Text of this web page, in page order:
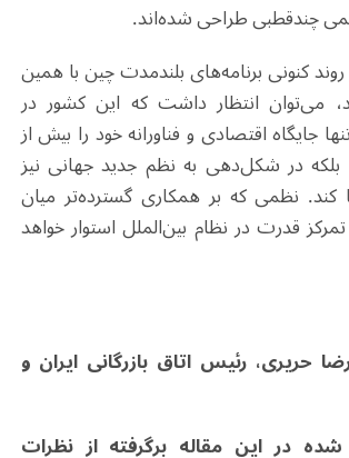
چندقطبی طراحی شده‌اند.
کنونی برنامه‌های بلندمدت چین با همین
می‌توان انتظار داشت که این کشور در
جایگاه اقتصادی و فناورانه خود را بیش از
در شکل‌دهی به نظم جدید جهانی نیز
کند. نظمی که بر همکاری گسترده‌تر میان
قدرت در نظام بین‌الملل استوار خواهد
حریری، رئیس اتاق بازرگانی ایران و
در این مقاله برگرفته از نظرات